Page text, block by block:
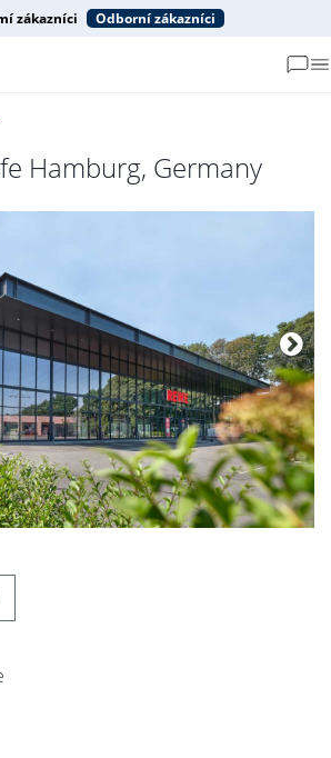
zákazníci Odborní zákazníci
Hamburg, Germany